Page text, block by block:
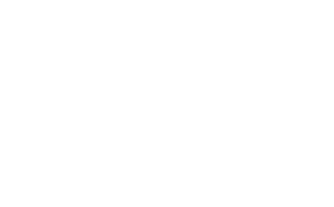
múltiples variantes. Las opciones se pueden elegir en la página de producto